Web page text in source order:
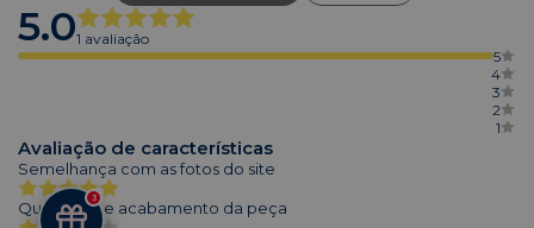
5.01 avaliação
5
4
3
2
1
Avaliação de características
Semelhança com as fotos do site
Qualidade e acabamento da peça
3